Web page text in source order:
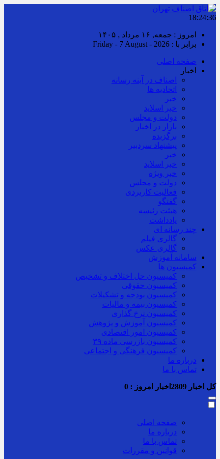
18:24:37
امروز : جمعه, ۱۶ مرداد , ۱۴۰۵
برابر با : Friday - 7 August - 2026
صفحه اصلی
اخبار
اصناف در آینه رسانه
اتحادیه ها
خبر
خبر اسلايد
دولت و مجلس
بازار در اخبار
برگزیده
پیشنهاد سردبیر
خبر
خبر اسلايد
خبر ویژه
دولت و مجلس
فعالیت کاربردی
گفتگو
هیئت رئیسه
یادداشت
چند رسانه ای
گالری فیلم
گالری عکس
سامانه آموزش
کمیسیون ها
کمیسیون حل اختلاف و تشخیص
کمیسیون حقوقی
کمیسیون بودجه و تشکیلات
کمیسیون بیمه و مالیات
کمیسیون نرخ گذاری
کمیسیون آموزش و پژوهش
کمیسیون امور اقتصادی
کمیسیون بازرسی ماده ۳۹
کمیسیون فرهنگی و اجتماعی
درباره ما
تماس با ما
کل اخبار اخبار امروز : 0
صفحه اصلی
درباره ما
تماس با ما
قوانین و مقررات